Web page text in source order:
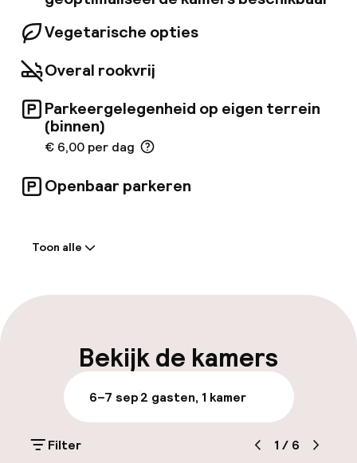
Vegetarische opties
Overal rookvrij
Parkeergelegenheid op eigen terrein
(binnen)
€ 6,00 per dag
Openbaar parkeren
Vroeg inchecken mogelijk
Meertalige medewerkers
Bagageruimte
Toon alle
Bekijk de kamers
6–7 sep2 gasten, 1 kamer
Filter 1 / 6